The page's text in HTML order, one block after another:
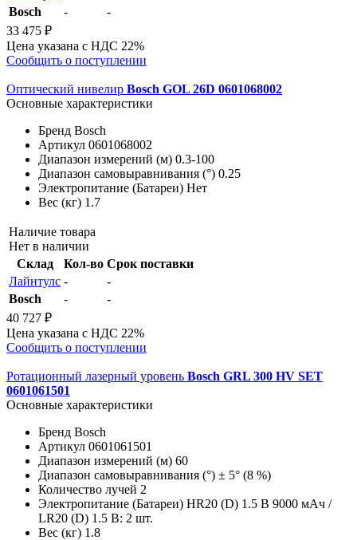
Bosch
-
-
33 475 ₽
Цена указана с НДС 22%
Сообщить о поступлении
Оптический нивелир Bosch GOL 26D 0601068002
Основные характеристики
Бренд Bosch
Артикул 0601068002
Диапазон измерений (м) 0.3-100
Диапазон самовыравнивания (°) 0.25
Электропитание (Батареи) Нет
Вес (кг) 1.7
Наличие товара
Нет в наличии
Склад
Кол-во Срок поставки
Лайнтулс -
-
Bosch
-
-
40 727 ₽
Цена указана с НДС 22%
Сообщить о поступлении
Ротационный лазерный уровень Bosch GRL 300 HV SET
0601061501
Основные характеристики
Бренд Bosch
Артикул 0601061501
Диапазон измерений (м) 60
Диапазон самовыравнивания (°) ± 5° (8 %)
Количество лучей 2
Электропитание (Батареи) HR20 (D) 1.5 В 9000 мАч /
LR20 (D) 1.5 В: 2 шт.
Вес (кг) 1.8